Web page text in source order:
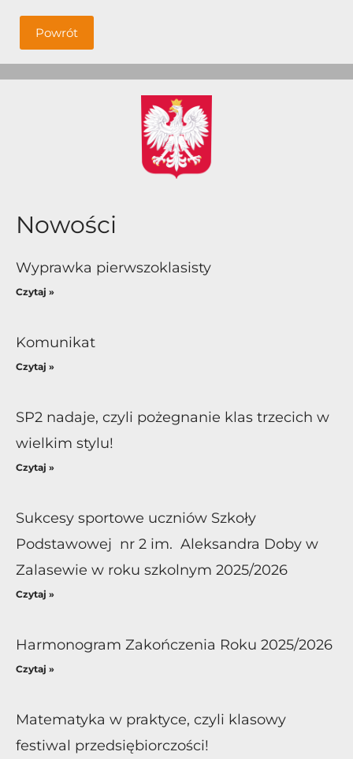
Powrót
Nowości
Wyprawka pierwszoklasisty
Czytaj »
Komunikat
Czytaj »
SP2 nadaje, czyli pożegnanie klas trzecich w
wielkim stylu!
Czytaj »
Sukcesy sportowe uczniów Szkoły
Podstawowej nr 2 im. Aleksandra Doby w
Zalasewie w roku szkolnym 2025/2026
Czytaj »
Harmonogram Zakończenia Roku 2025/2026
Czytaj »
Matematyka w praktyce, czyli klasowy
festiwal przedsiębiorczości!